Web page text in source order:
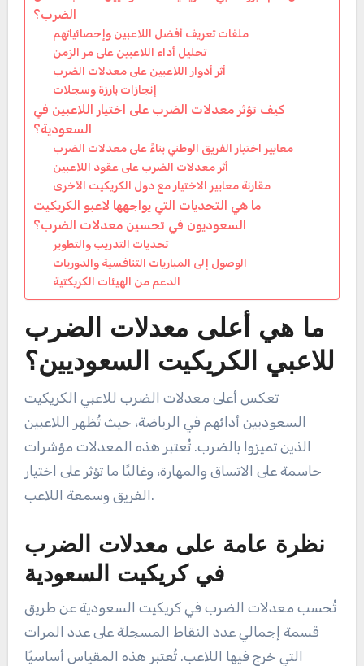
الضرب؟
ملفات تعريف أفضل اللاعبين وإحصائياتهم
تحليل أداء اللاعبين على مر الزمن
أثر أدوار اللاعبين على معدلات الضرب
إنجازات بارزة وسجلات
كيف تؤثر معدلات الضرب على اختيار اللاعبين في
السعودية؟
معايير اختيار الفريق الوطني بناءً على معدلات الضرب
أثر معدلات الضرب على عقود اللاعبين
مقارنة معايير الاختيار مع دول الكريكيت الأخرى
ما هي التحديات التي يواجهها لاعبو الكريكيت
السعوديون في تحسين معدلات الضرب؟
تحديات التدريب والتطوير
الوصول إلى المباريات التنافسية والدوريات
الدعم من الهيئات الكريكتية
ما هي أعلى معدلات الضرب
للاعبي الكريكيت السعوديين؟
تعكس أعلى معدلات الضرب للاعبي الكريكيت
السعوديين أدائهم في الرياضة، حيث تُظهر اللاعبين
الذين تميزوا بالضرب. تُعتبر هذه المعدلات مؤشرات
حاسمة على الاتساق والمهارة، وغالبًا ما تؤثر على اختيار
الفريق وسمعة اللاعب.
نظرة عامة على معدلات الضرب
في كريكيت السعودية
تُحسب معدلات الضرب في كريكيت السعودية عن طريق
قسمة إجمالي عدد النقاط المسجلة على عدد المرات
التي خرج فيها اللاعب. تُعتبر هذه المقياس أساسيًا